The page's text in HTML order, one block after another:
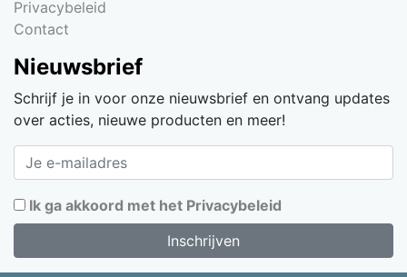
Privacybeleid
Contact
Nieuwsbrief
Schrijf je in voor onze nieuwsbrief en ontvang updates
over acties, nieuwe producten en meer!
Ik ga akkoord met het Privacybeleid